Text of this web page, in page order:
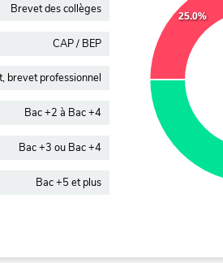
Brevet des collèges
CAP / BEP
brevet professionnel
Bac +2 à Bac +4
Bac +3 ou Bac +4
Bac +5 et plus
25.0%